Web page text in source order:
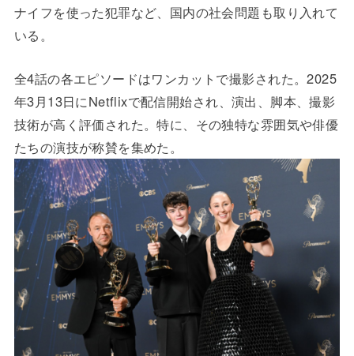
ナイフを使った犯罪など、国内の社会問題も取り入れて
いる。
全4話の各エピソードはワンカットで撮影された。2025
年3月13日にNetflixで配信開始され、演出、脚本、撮影
技術が高く評価された。特に、その独特な雰囲気や俳優
たちの演技が称賛を集めた。